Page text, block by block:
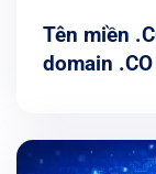
Tên miền
domain